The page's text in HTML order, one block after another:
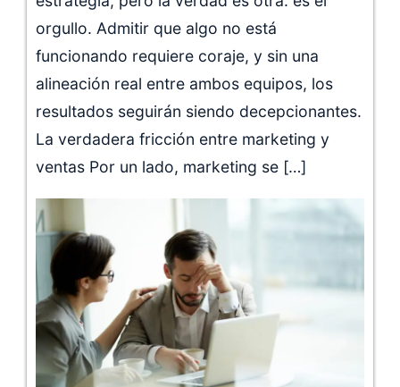
orgullo. Admitir que algo no está
funcionando requiere coraje, y sin una
alineación real entre ambos equipos, los
resultados seguirán siendo decepcionantes.
La verdadera fricción entre marketing y
ventas Por un lado, marketing se […]